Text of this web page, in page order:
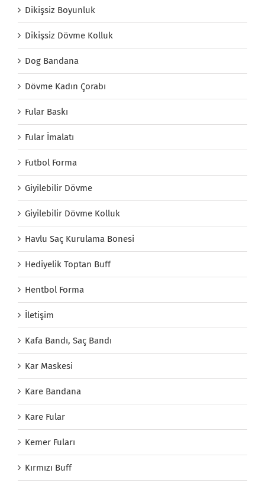
Dikişsiz Boyunluk
Dikişsiz Dövme Kolluk
Dog Bandana
Dövme Kadın Çorabı
Fular Baskı
Fular İmalatı
Futbol Forma
Giyilebilir Dövme
Giyilebilir Dövme Kolluk
Havlu Saç Kurulama Bonesi
Hediyelik Toptan Buff
Hentbol Forma
İletişim
Kafa Bandı, Saç Bandı
Kar Maskesi
Kare Bandana
Kare Fular
Kemer Fuları
Kırmızı Buff